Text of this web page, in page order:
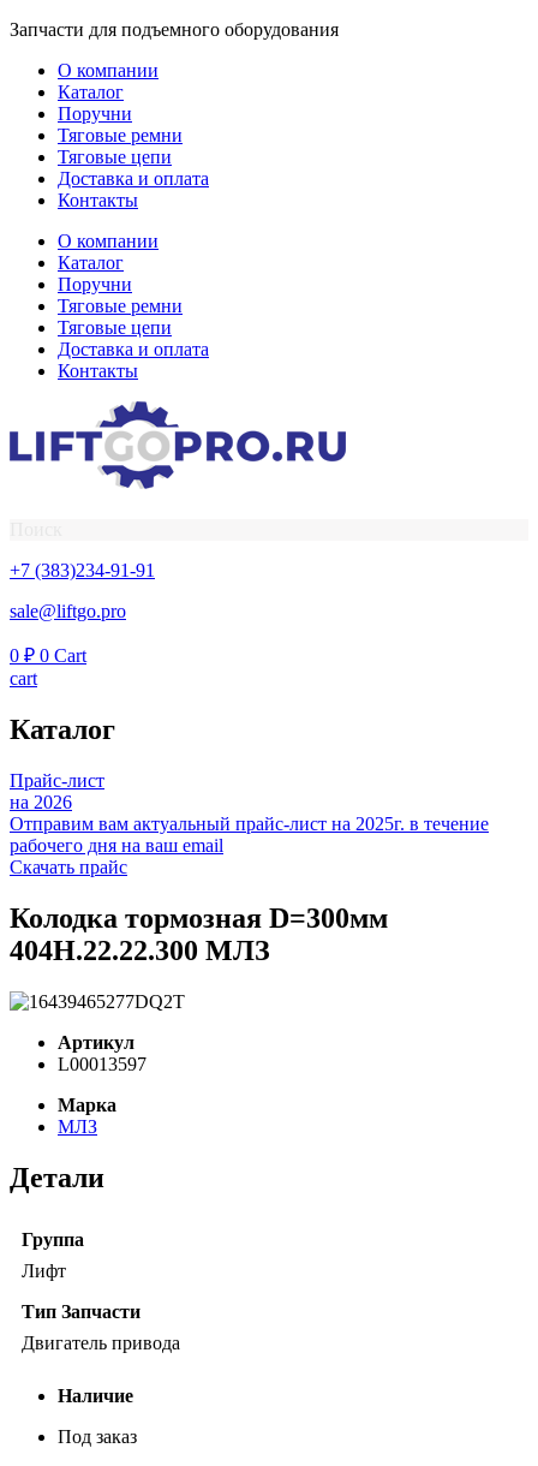
Перейти
содержимому
Запчасти для подъемного оборудования
О компании
Каталог
Поручни
Тяговые ремни
Тяговые цепи
Доставка и оплата
Контакты
О компании
Каталог
Поручни
Тяговые ремни
Тяговые цепи
Доставка и оплата
Контакты
+7 (383)234-91-91
sale@liftgo.pro
0 ₽ 0 Cart
cart
Каталог
Прайс-лист
на 2026
Отправим вам актуальный прайс-лист на 2025г. в течение
рабочего дня на ваш email
Скачать прайс
Колодка тормозная D=300мм
404Н.22.22.300 МЛЗ
Артикул
L00013597
Марка
МЛЗ
Детали
Группа
Лифт
Тип Запчасти
Двигатель привода
Наличие
Под заказ